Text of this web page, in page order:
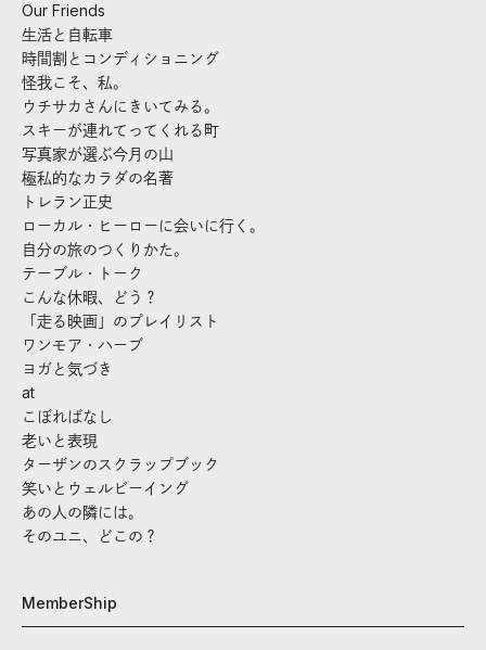
Our Friends
生活と自転車
時間割とコンディショニング
怪我こそ、私。
ウチサカさんにきいてみる。
スキーが連れてってくれる町
写真家が選ぶ今月の山
極私的なカラダの名著
トレラン正史
ローカル・ヒーローに会いに行く。
自分の旅のつくりかた。
テーブル・トーク
こんな休暇、どう？
「走る映画」のプレイリスト
ワンモア・ハーブ
ヨガと気づき
at
こぼればなし
老いと表現
ターザンのスクラップブック
笑いとウェルビーイング
あの人の隣には。
そのユニ、どこの？
MemberShip